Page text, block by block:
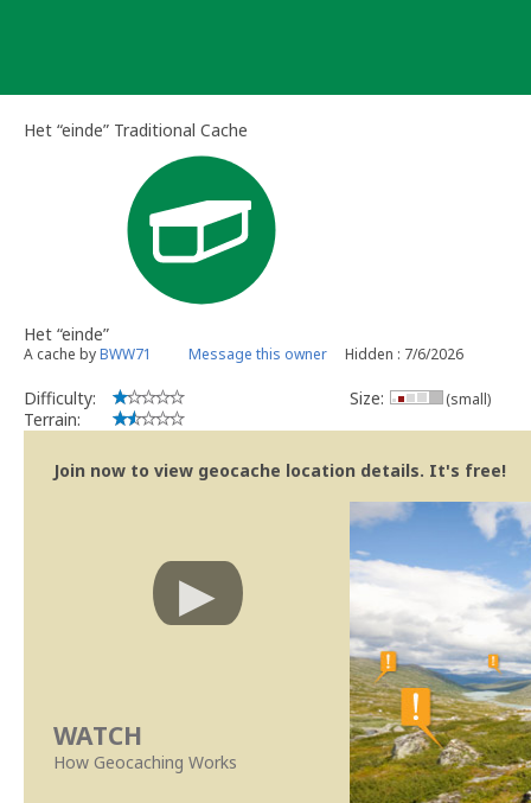
Het “einde” Traditional Cache
Het “einde”
A cache byBWW71 Message this owner Hidden : 7/6/2026
Difficulty:
Terrain:
Size: (small)
Join now to view geocache location details. It's free!
WATCH
How Geocaching Works